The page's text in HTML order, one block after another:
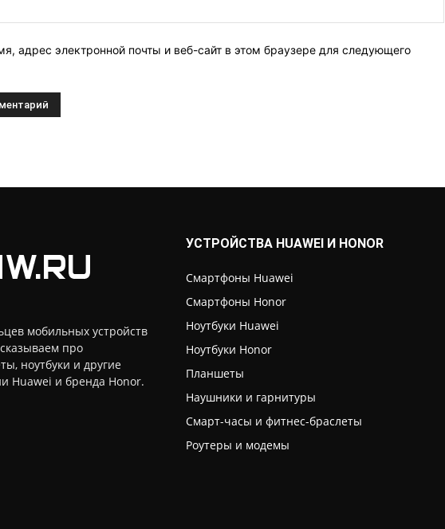
адрес электронной почты и веб-сайт в этом браузере для следующего
мобильных устройств
про
ноутбуки и другие
Huawei и бренда Honor.
УСТРОЙСТВА HUAWEI И HONOR
Смартфоны Huawei
Смартфоны Honor
Ноутбуки Huawei
Ноутбуки Honor
Планшеты
Наушники и гарнитуры
Смарт-часы и фитнес-браслеты
Роутеры и модемы